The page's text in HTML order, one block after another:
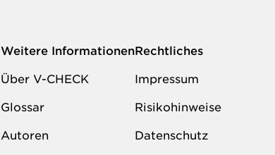
Weitere Informationen
Über V-CHECK
Glossar
Autoren
Rechtliches
Impressum
Risikohinweise
Datenschutz